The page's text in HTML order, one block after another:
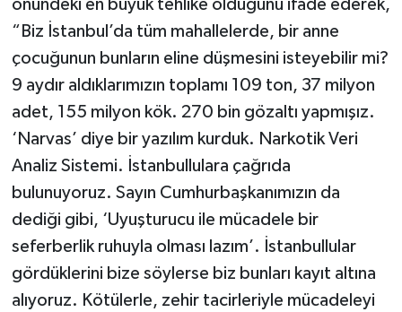
önündeki en büyük tehlike olduğunu ifade ederek,
“Biz İstanbul’da tüm mahallelerde, bir anne
çocuğunun bunların eline düşmesini isteyebilir mi?
9 aydır aldıklarımızın toplamı 109 ton, 37 milyon
adet, 155 milyon kök. 270 bin gözaltı yapmışız.
‘Narvas’ diye bir yazılım kurduk. Narkotik Veri
Analiz Sistemi. İstanbullulara çağrıda
bulunuyoruz. Sayın Cumhurbaşkanımızın da
dediği gibi, ‘Uyuşturucu ile mücadele bir
seferberlik ruhuyla olması lazım’. İstanbullular
gördüklerini bize söylerse biz bunları kayıt altına
alıyoruz. Kötülerle, zehir tacirleriyle mücadeleyi